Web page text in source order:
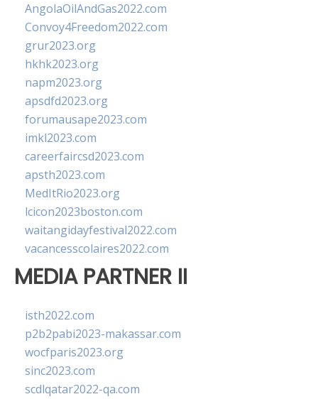
AngolaOilAndGas2022.com
Convoy4Freedom2022.com
grur2023.org
hkhk2023.org
napm2023.org
apsdfd2023.org
forumausape2023.com
imkl2023.com
careerfaircsd2023.com
apsth2023.com
MedItRio2023.org
lcicon2023boston.com
waitangidayfestival2022.com
vacancesscolaires2022.com
MEDIA PARTNER II
isth2022.com
p2b2pabi2023-makassar.com
wocfparis2023.org
sinc2023.com
scdlqatar2022-qa.com